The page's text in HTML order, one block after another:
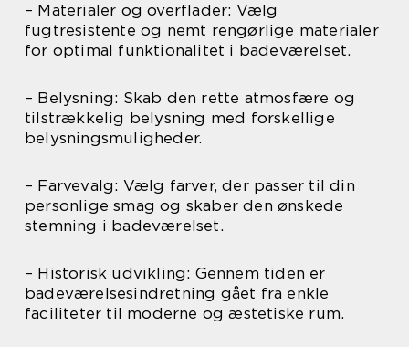
– Materialer og overflader: Vælg
fugtresistente og nemt rengørlige materialer
for optimal funktionalitet i badeværelset.
– Belysning: Skab den rette atmosfære og
tilstrækkelig belysning med forskellige
belysningsmuligheder.
– Farvevalg: Vælg farver, der passer til din
personlige smag og skaber den ønskede
stemning i badeværelset.
– Historisk udvikling: Gennem tiden er
badeværelsesindretning gået fra enkle
faciliteter til moderne og æstetiske rum.